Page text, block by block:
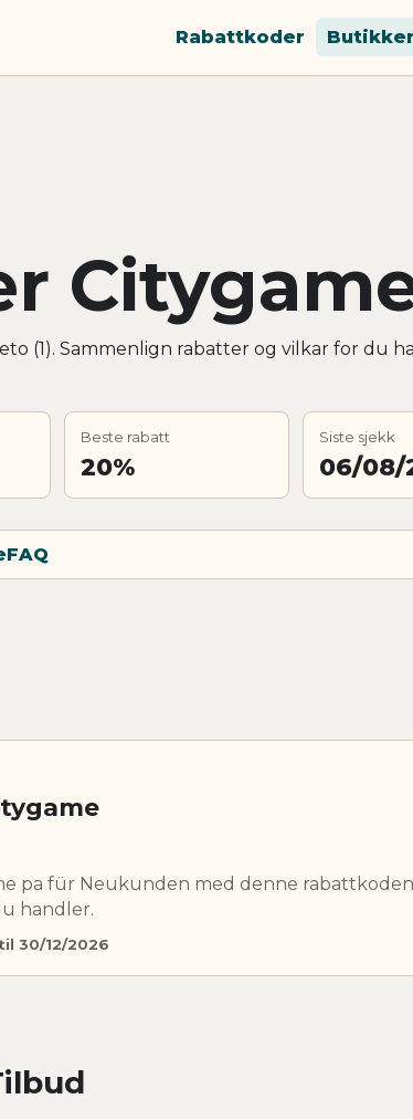
Rabattkoder Butikker
(1). Sammenlign rabatter og vilkar for du
Beste rabatt
20%
Siste sjekk
06/08/
FAQ
pa für Neukunden med denne
handler.
30/12/2026